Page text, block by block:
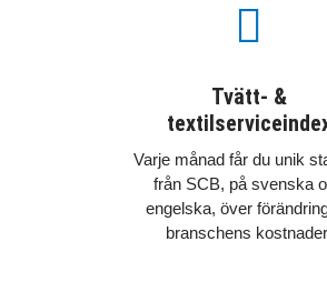

Tvätt- &
Varje månad får du unik
från SCB, på svenska
engelska, över
branschens